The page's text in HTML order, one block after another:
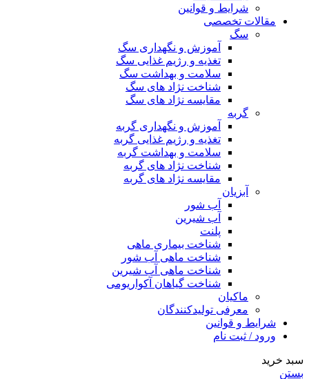
شرایط و قوانین
مقالات تخصصی
سگ
آموزش و نگهداری سگ
تغذیه و رژیم غذایی سگ
سلامت و بهداشت سگ
شناخت نژاد های سگ
مقایسه نژاد های سگ
گربه
آموزش و نگهداری گربه
تغذیه و رژیم غذایی گربه
سلامت و بهداشت گربه
شناخت نژاد های گربه
مقایسه نژاد های گربه
آبزیان
آب شور
آب شیرین
پلنت
شناخت بیماری ماهی
شناخت ماهی آب شور
شناخت ماهی آب شیرین
شناخت گیاهان آکواریومی
ماکیان
معرفی تولیدکنندگان
شرایط و قوانین
ورود / ثبت نام
سبد خرید
بستن